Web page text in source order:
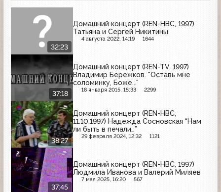
32:23
Домашний концерт (REN-НВС, 1997)
Татьяна и Сергей Никитины
4 августа 2022, 14:19 1644
37:18
Домашний концерт (REN-TV, 1997)
Владимир Бережков. "Оставь мне
соломинку, Боже..."
18 января 2015, 15:33 2299
38:27
Домашний концерт (REN-НВС,
11.10.1997) Надежда Сосновская “Нам
ли быть в печали…”
29 февраля 2024, 12:32 1121
37:45
Домашний концерт (REN-НВС, 1997)
Людмила Иванова и Валерий Миляев
7 мая 2025, 16:20 567